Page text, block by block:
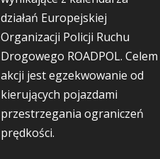
działań Europejskiej
Organizacji Policji Ruchu
Drogowego ROADPOL. Celem
akcji jest egzekwowanie od
kierujących pojazdami
przestrzegania ograniczeń
prędkości.